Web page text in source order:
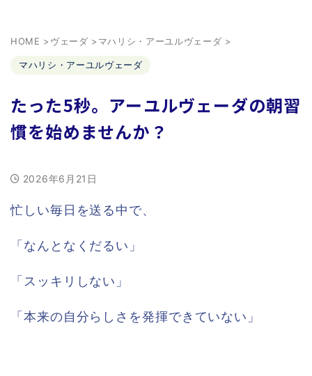
HOME >ヴェーダ >マハリシ・アーユルヴェーダ >
マハリシ・アーユルヴェーダ
たった5秒。アーユルヴェーダの朝習
慣を始めませんか？
2026年6月21日
忙しい毎日を送る中で、
「なんとなくだるい」
「スッキリしない」
「本来の自分らしさを発揮できていない」